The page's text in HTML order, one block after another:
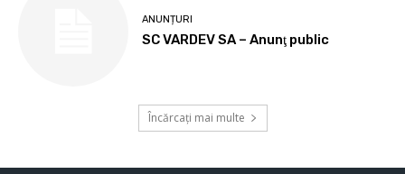
ANUNȚURI
SC VARDEV SA – Anunţ public
Încărcați mai multe